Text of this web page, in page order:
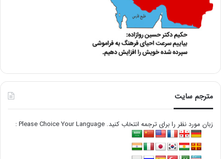
مترجم سایت
زبان مورد نظر را برای ترجمه انتخاب کنید. Please Choice Your Language :